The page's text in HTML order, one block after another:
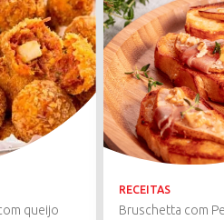
queijo
RECEITAS
Bruschetta com